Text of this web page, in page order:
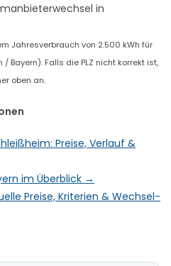
in
Jahresverbrauch von 2.500 kWh für
Bayern). Falls die PLZ nicht korrekt ist,
oben an.
Preise, Verlauf &
im Überblick →
Preise, Kriterien & Wechsel-